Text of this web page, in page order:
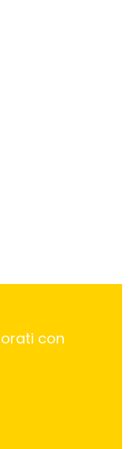
con